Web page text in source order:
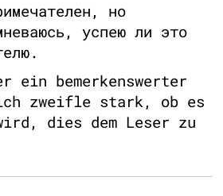
но
успею ли это
ein bemerkenswerter
zweifle stark, ob es
dies dem Leser zu